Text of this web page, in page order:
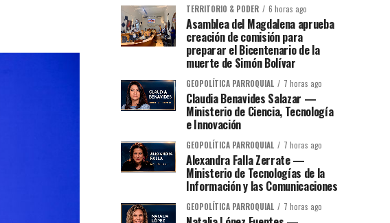
TERRITORIO & PODER 6 horas ago
Asamblea del Magdalena aprueba
creación de comisión para
preparar el Bicentenario de la
muerte de Simón Bolívar
GEOPOLÍTICA PARROQUIAL 7 horas ago
Claudia Benavides Salazar —
Ministerio de Ciencia, Tecnología
e Innovación
GEOPOLÍTICA PARROQUIAL 7 horas ago
Alexandra Falla Zerrate —
Ministerio de Tecnologías de la
Información y las Comunicaciones
GEOPOLÍTICA PARROQUIAL 7 horas ago